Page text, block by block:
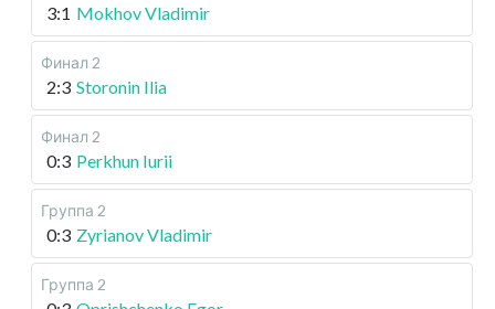
3:1 Mokhov Vladimir
Финал 2
2:3 Storonin Ilia
Финал 2
0:3 Perkhun Iurii
Группа 2
0:3 Zyrianov Vladimir
Группа 2